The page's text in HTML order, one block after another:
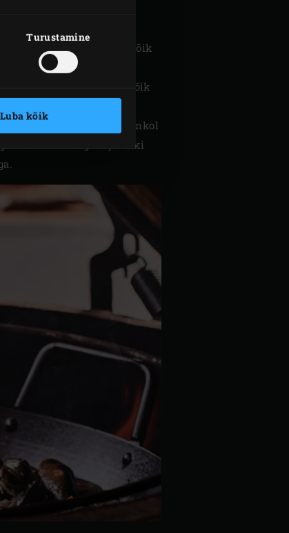
Turustamine
Luba kõik
vees ning viska ära kõik
haki peeneks.
ja haki peeneks. Sega kõik
ja haki peeneks. Haki fenkol
Koori ingver ja haki